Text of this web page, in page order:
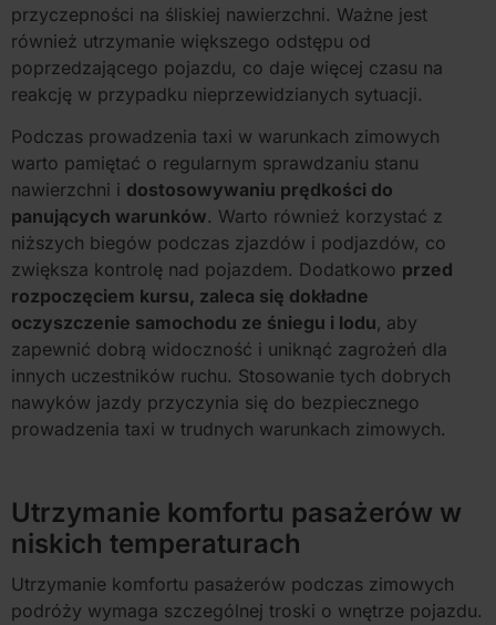
przyczepności na śliskiej nawierzchni. Ważne jest
również utrzymanie większego odstępu od
poprzedzającego pojazdu, co daje więcej czasu na
reakcję w przypadku nieprzewidzianych sytuacji.
Podczas prowadzenia taxi w warunkach zimowych
warto pamiętać o regularnym sprawdzaniu stanu
nawierzchni i dostosowywaniu prędkości do
panujących warunków. Warto również korzystać z
niższych biegów podczas zjazdów i podjazdów, co
zwiększa kontrolę nad pojazdem. Dodatkowo przed
rozpoczęciem kursu, zaleca się dokładne
oczyszczenie samochodu ze śniegu i lodu, aby
zapewnić dobrą widoczność i uniknąć zagrożeń dla
innych uczestników ruchu. Stosowanie tych dobrych
nawyków jazdy przyczynia się do bezpiecznego
prowadzenia taxi w trudnych warunkach zimowych.
Utrzymanie komfortu pasażerów w
niskich temperaturach
Utrzymanie komfortu pasażerów podczas zimowych
podróży wymaga szczególnej troski o wnętrze pojazdu.